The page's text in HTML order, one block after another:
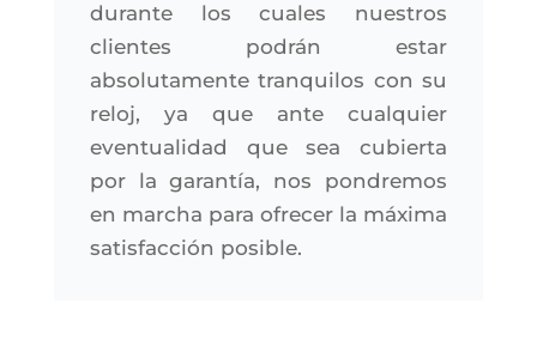
durante los cuales nuestros
clientes podrán estar
absolutamente tranquilos con su
reloj, ya que ante cualquier
eventualidad que sea cubierta
por la garantía, nos pondremos
en marcha para ofrecer la máxima
satisfacción posible.